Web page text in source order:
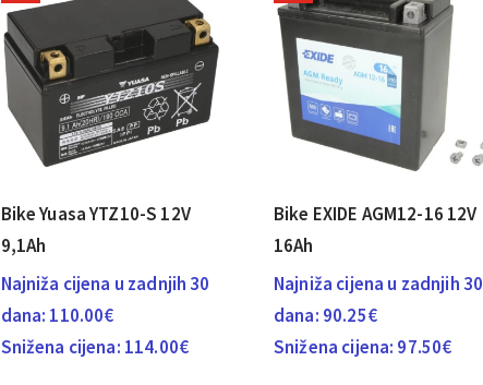
Bike Yuasa YTZ10-S 12V
9,1Ah
Najniža cijena u zadnjih 30
dana: 110.00€
Snižena cijena: 114.00€
Bike EXIDE AGM12-16 12V
16Ah
Najniža cijena u zadnjih 30
dana: 90.25€
Snižena cijena: 97.50€